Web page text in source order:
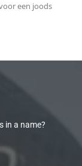
een joods
in a name?